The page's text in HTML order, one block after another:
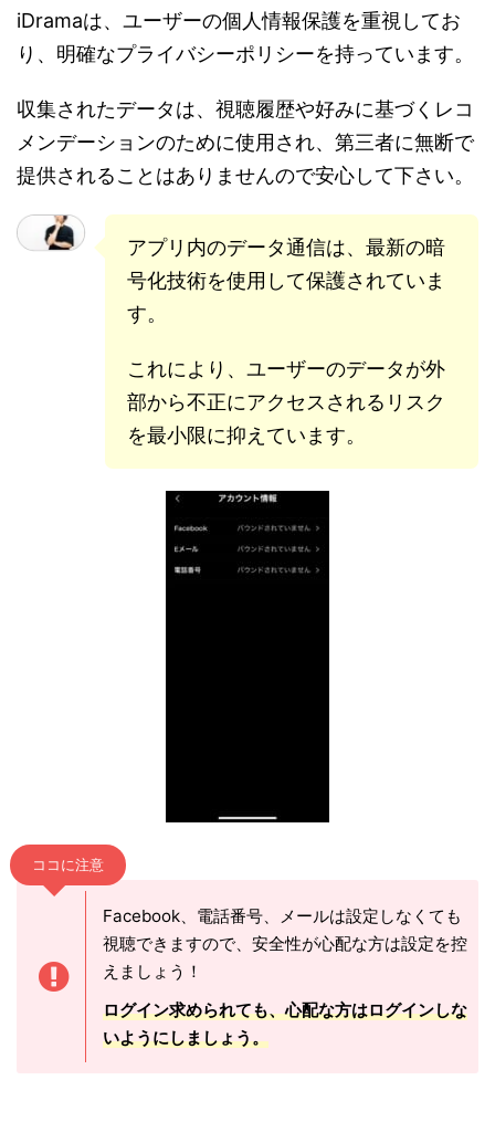
iDramaは、ユーザーの個人情報保護を重視してお
り、明確なプライバシーポリシーを持っています。
収集されたデータは、視聴履歴や好みに基づくレコ
メンデーションのために使用され、第三者に無断で
提供されることはありませんので安心して下さい。
アプリ内のデータ通信は、最新の暗
号化技術を使用して保護されていま
す。
これにより、ユーザーのデータが外
部から不正にアクセスされるリスク
を最小限に抑えています。
ココに注意
Facebook、電話番号、メールは設定しなくても
視聴できますので、安全性が心配な方は設定を控
えましょう！
ログイン求められても、心配な方はログインしな
いようにしましょう。